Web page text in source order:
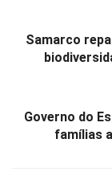
Samarco
Governo do
famílias